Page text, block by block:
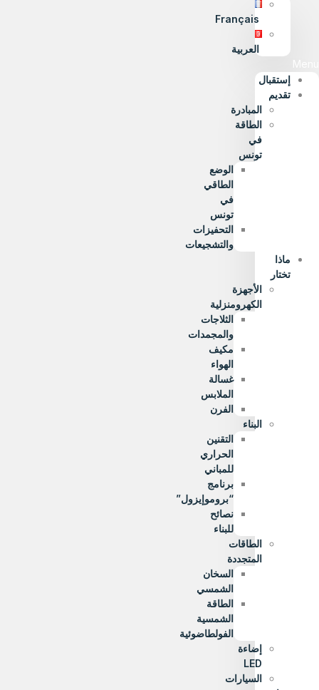
Français
العربية
إستقبال
تقديم
المبادرة
الطاقة
في
تونس
الوضع
الطاقي
في
تونس
التحفيزات
والتشجيعات
ماذا
تختار
الأجهزة
الكهرومنزلية
الثلاجات
والمجمدات
مكيف
الهواء
غسالة
الملابس
الفرن
البناء
التقنين
الحراري
للمباني
برنامج
“بروموإيزول”
نصائح
للبناء
الطاقات
المتجددة
السخان
الشمسي
الطاقة
الشمسية
الفولطاضوئية
إضاءة
LED
السيارات